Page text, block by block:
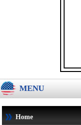
MENU
Home